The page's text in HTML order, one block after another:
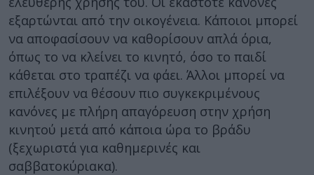
εξαρτώνται από την οικογένεια. Κάποιοι μπορεί
να αποφασίσουν να καθορίσουν απλά όρια,
όπως το να κλείνει το κινητό, όσο το παιδί
κάθεται στο τραπέζι να φάει. Άλλοι μπορεί να
επιλέξουν να θέσουν πιο συγκεκριμένους
κανόνες με πλήρη απαγόρευση στην χρήση
κινητού μετά από κάποια ώρα το βράδυ
(ξεχωριστά για καθημερινές και
σαββατοκύριακα).